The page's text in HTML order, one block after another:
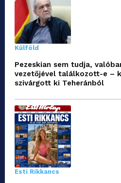
Külföld
Pezeskian sem tudja,
vezetőjével találkozott-e –
szivárgott ki Teheránból
Esti Rikkancs